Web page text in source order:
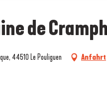
de
44510 Le Pouliguen Anfahrt